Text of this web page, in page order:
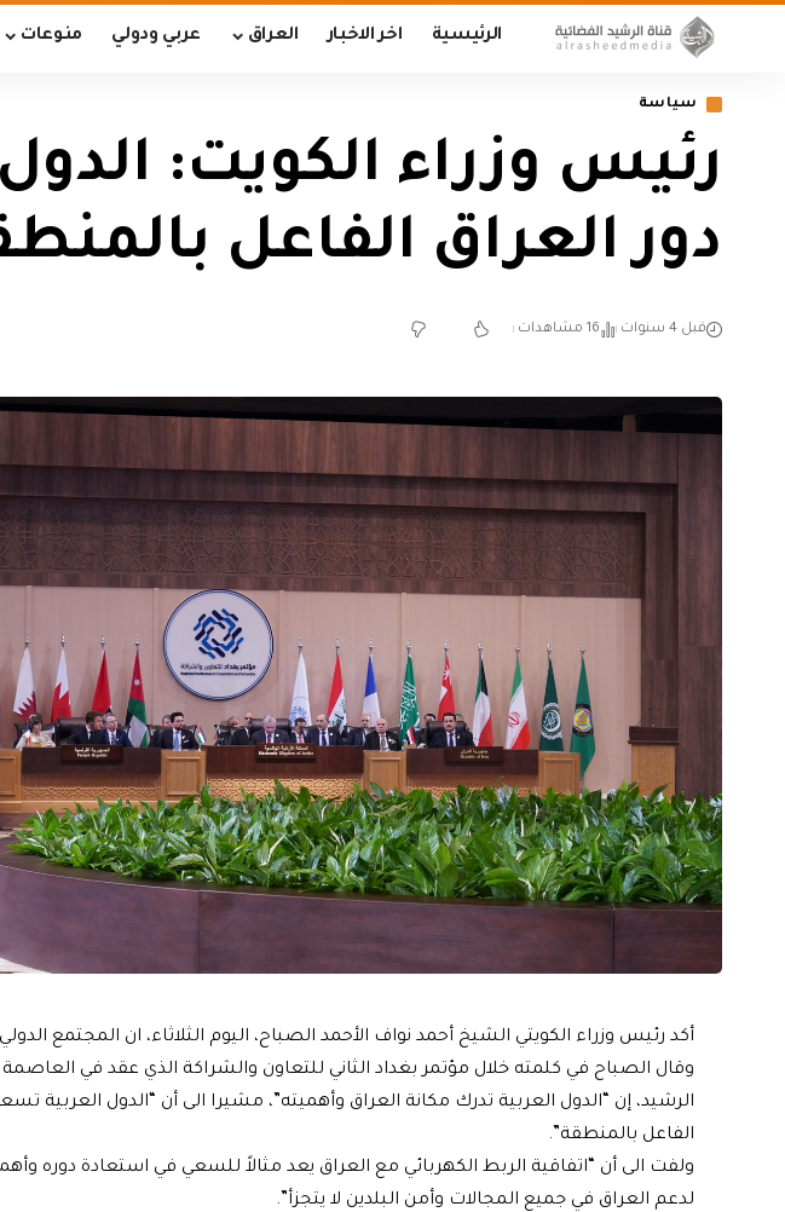
الرئيسية اخر الاخبار العراق عربي ودولي منوعات
سياسة
رئيس وزراء الكويت:
دور العراق الفاعل
قبل 4 سنوات 16 مشاهدات
أكد رئيس وزراء الكويتي الشيخ أحمد نواف الأحمد الصباح، اليوم الثلاثاء، ان المجتمع
وقال الصباح في كلمته خلال مؤتمر بغداد الثاني للتعاون والشراكة الذي عقد في العاصمة
الرشيد، إن “الدول العربية تدرك مكانة العراق وأهميته”، مشيرا الى أن “الدول العربية
الفاعل بالمنطقة”.
ولفت الى أن “اتفاقية الربط الكهربائي مع العراق يعد مثالاً للسعي في استعادة دوره
لدعم العراق في جميع المجالات وأمن البلدين لا يتجزأ”.